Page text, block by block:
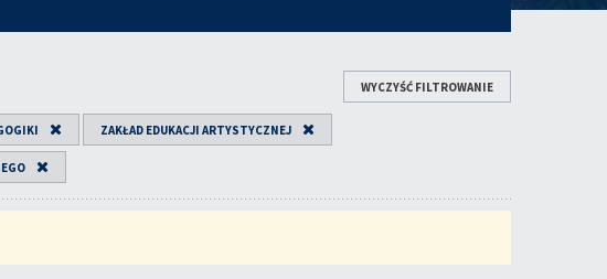
WYCZYŚĆ FILTROWANIE
ZAKŁAD EDUKACJI ARTYSTYCZNEJ